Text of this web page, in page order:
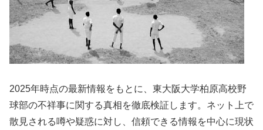
2025年時点の最新情報をもとに、東大阪大学柏原高校野
球部の不祥事に関する真相を徹底検証します。ネット上で
散見される噂や疑惑に対し、信頼できる情報を中心に現状